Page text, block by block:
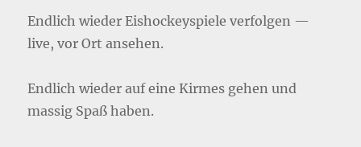
Endlich wieder Eishockeyspiele verfolgen —
live, vor Ort ansehen.
Endlich wieder auf eine Kirmes gehen und
massig Spaß haben.